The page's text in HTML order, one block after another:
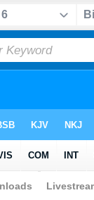
Byzantine> ΠΡΟΣ ΕΦΕΣΙΟΥΣ 6